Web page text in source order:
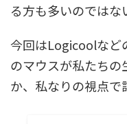
る方も多いのではな
今回はLogicoolなど
のマウスが私たちの
か、私なりの視点で